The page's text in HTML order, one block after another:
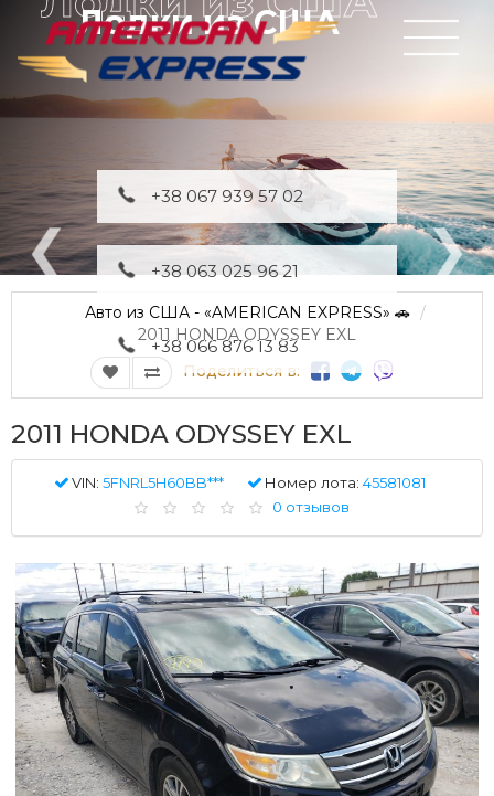
Лодки из США
+38 067 939 57 02
+38 063 025 96 21
+38 066 876 13 83
Авто из США - «AMERICAN EXPRESS» 🚗
2011 HONDA ODYSSEY EXL
Поделиться в:
2011 HONDA ODYSSEY EXL
VIN: 5FNRL5H60BB*** Номер лота: 45581081
0 отзывов